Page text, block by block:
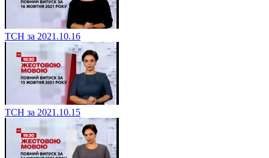
ТСН за 2021.10.16
ТСН за 2021.10.15